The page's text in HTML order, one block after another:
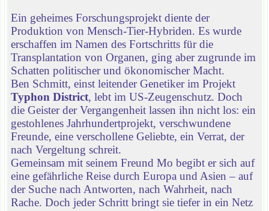
Ein geheimes Forschungsprojekt diente der
Produktion von Mensch-Tier-Hybriden. Es wurde
erschaffen im Namen des Fortschritts für die
Transplantation von Organen, ging aber zugrunde im
Schatten politischer und ökonomischer Macht.
Ben Schmitt, einst leitender Genetiker im Projekt
Typhon District, lebt im US-Zeugenschutz. Doch
die Geister der Vergangenheit lassen ihn nicht los: ein
gestohlenes Jahrhundertprojekt, verschwundene
Freunde, eine verschollene Geliebte, ein Verrat, der
nach Vergeltung schreit.
Gemeinsam mit seinem Freund Mo begibt er sich auf
eine gefährliche Reise durch Europa und Asien – auf
der Suche nach Antworten, nach Wahrheit, nach
Rache. Doch jeder Schritt bringt sie tiefer in ein Netz